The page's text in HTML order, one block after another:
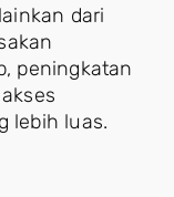
dari
peningkatan
lebih luas.